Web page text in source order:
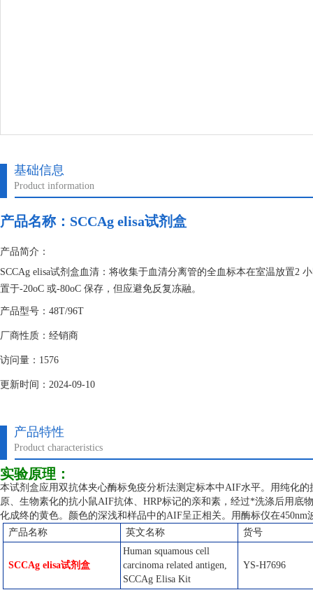
基础信息
Product information
产品名称： SCCAg elisa试剂盒
产品简介：
SCCAg elisa试剂盒血清：将收集于血清分离管的全血标本在室温放置2
置于-20oC 或-80oC 保存，但应避免反复冻融。
产品型号：48T/96T
厂商性质：经销商
访问量：1576
更新时间：2024-09-10
产品特性
Product characteristics
实验原理：
本试剂盒应用双抗体夹心酶标免疫分析法测定标本中AIF水平。用纯化
原、生物素化的抗小鼠AIF抗体、HRP标记的亲和素，经过*洗涤后用
化成终的黄色。颜色的深浅和样品中的AIF呈正相关。用酶标仪在
产品名称
英文名称 货号
SCCAg elisa试剂盒
Human squamous cell
carcinoma related antigen,
SCCAg Elisa Kit
YS-H7696